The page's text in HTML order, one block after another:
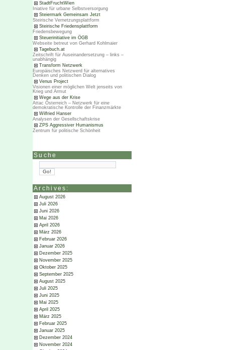
StadtFruchtWien
Iniative für urbane Selbstversorgung
Steiermark Gemeinsam Jetzt
Steirische Vernetzungsplattform
Steirische Friedensplattform
Friedensbewegung
Steuerinitiative im ÖGB
Webseite betreut von Gerhard Kohlmaier
Tagebuch.at
Zeitschrift für Auseinandersetzung – links –
unabhängig
Transform Netzwerk
Europäisches Netzwerd für alternatives
Denken und politischen Dialog
Venus Project
Visionen einer möglichen Welt jenseits von
Krieg und Armut
Wege aus der Krise
Attac Österreich – Netzwerk für eine
demokratische Kontrolle der Finanzmärkte
Wilfried Hanser
Analysen der Gesellschaftskrise
ZPS Aggressiver Humanismus
Zentrum für politische Schönheit
Suche
Archives:
August 2026
Juli 2026
Juni 2026
Mai 2026
April 2026
März 2026
Februar 2026
Januar 2026
Dezember 2025
November 2025
Oktober 2025
September 2025
August 2025
Juli 2025
Juni 2025
Mai 2025
April 2025
März 2025
Februar 2025
Januar 2025
Dezember 2024
November 2024